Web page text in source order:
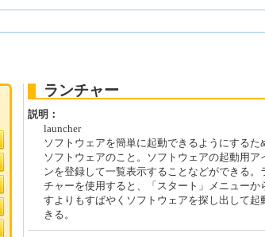
ランチャー
説明：
launcher
ソフトウェアを簡単に起動できるようにするた
ソフトウェアのこと。ソフトウェアの起動用ア
ンを登録して一覧表示することなどができる。
チャーを使用すると、「スタート」メニューか
すよりもすばやくソフトウェアを探し出して起
きる。